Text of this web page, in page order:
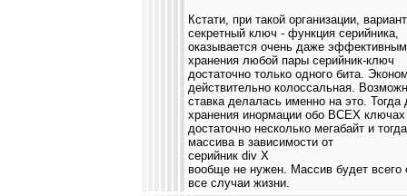
Кстати, при такой организации,
секретный ключ - функция серийника,
оказывается очень даже
хранения любой пары серийник-ключ
достаточно только одного бита.
действительно колоссальная.
ставка делалась именно на это. Тогда
хранения инормации обо ВСЕХ ключах
достаточно несколько мегабайт и
массива в зависимости от
серийник div X
вообще не нужен. Массив будет всего
все случаи жизни.